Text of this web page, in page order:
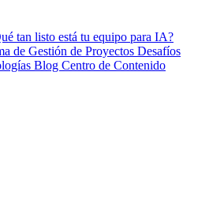
tan listo está tu equipo para IA?
de Gestión de Proyectos Desafíos
Blog Centro de Contenido